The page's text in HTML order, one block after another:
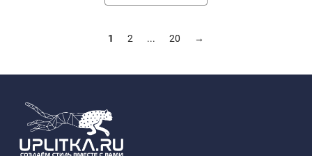
1 2 ... 20 →